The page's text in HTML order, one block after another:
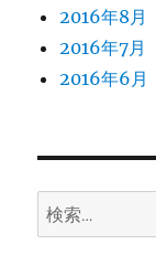
2016年8月
2016年7月
2016年6月
検
索: